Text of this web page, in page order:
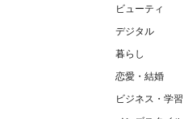
ビューティ
デジタル
暮らし
恋愛・結婚
ビジネス・学習